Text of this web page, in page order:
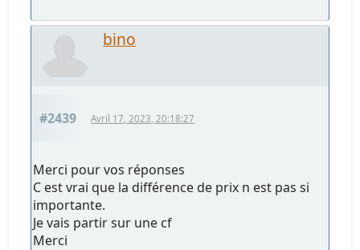
bino
#2439 Avril 17, 2023, 20:18:27
Merci pour vos réponses
C est vrai que la différence de prix n est pas si
importante.
Je vais partir sur une cf
Merci